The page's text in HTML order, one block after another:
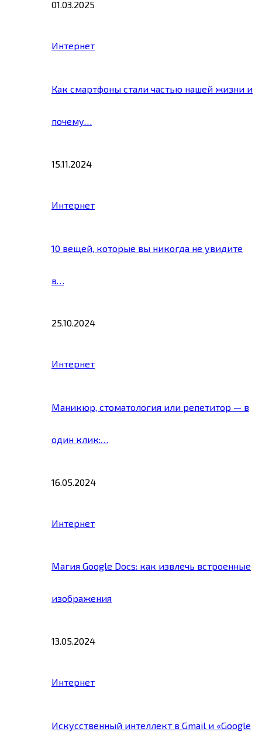
01.03.2025
Интернет
Как смартфоны стали частью нашей жизни и
почему…
15.11.2024
Интернет
10 вещей, которые вы никогда не увидите
в…
25.10.2024
Интернет
Маникюр, стоматология или репетитор — в
один клик:…
16.05.2024
Интернет
Магия Google Docs: как извлечь встроенные
изображения
13.05.2024
Интернет
Искусственный интеллект в Gmail и «Google